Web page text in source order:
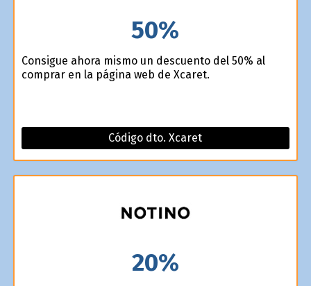
50%
Consigue ahora mismo un descuento del 50% al
comprar en la página web de Xcaret.
Código dto. Xcaret
20%